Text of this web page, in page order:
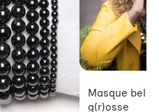
Masque belle
g(r)osse